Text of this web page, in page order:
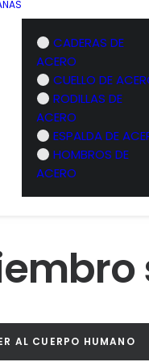
CADERAS DE
ACERO
CUELLO DE
RODILLAS DE
ACERO
ESPALDA DE
HOMBROS DE
ACERO
AL CUERPO HUMANO